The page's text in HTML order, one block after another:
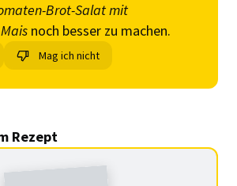
Brot-Salat mit
noch besser zu machen.
Mag ich nicht
Rezept